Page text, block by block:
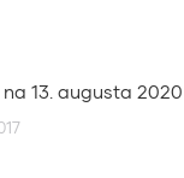
13. augusta 2020